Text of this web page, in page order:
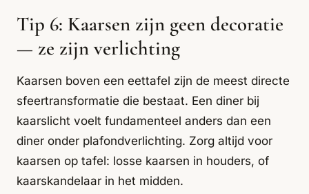
Tip 6: Kaarsen zijn geen decoratie
— ze zijn verlichting
Kaarsen boven een eettafel zijn de meest directe
sfeertransformatie die bestaat. Een diner bij
kaarslicht voelt fundamenteel anders dan een
diner onder plafondverlichting. Zorg altijd voor
kaarsen op tafel: losse kaarsen in houders, of
kaarskandelaar in het midden.